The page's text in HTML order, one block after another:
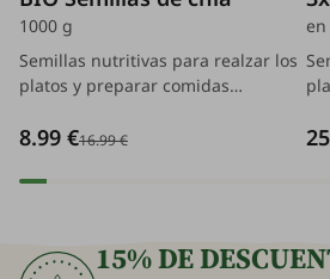
1000 g
Semillas nutritivas para realzar los
platos y preparar comidas
8.99 €16.99 €
en
15% DE